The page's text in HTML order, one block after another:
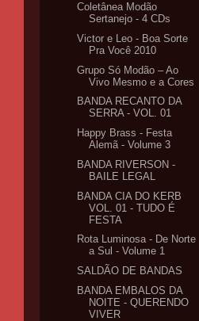
Coletânea Modão
Sertanejo - 4 CDs
Victor e Leo - Boa Sorte
Pra Você 2010
Grupo Só Modão – Ao
Vivo Mesmo e a Cores
BANDA RECANTO DA
SERRA - VOL. 01
Happy Brass - Festa
Alemã - Volume 3
BANDA RIVERSON -
BAILE LEGAL
BANDA CIA DO KERB
VOL. 01 - TUDO É
FESTA
Rota Luminosa - De Norte
a Sul - Volume 1
SALDÃO DE BANDAS
BANDA EMBALOS DA
NOITE - QUERENDO
VIVER